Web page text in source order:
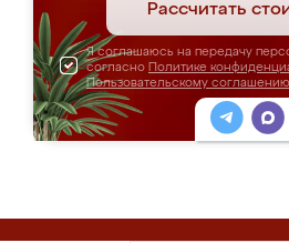
Рассчитать
Я соглашаюсь на передачу
согласно Политике
Пользовательскому соглашению